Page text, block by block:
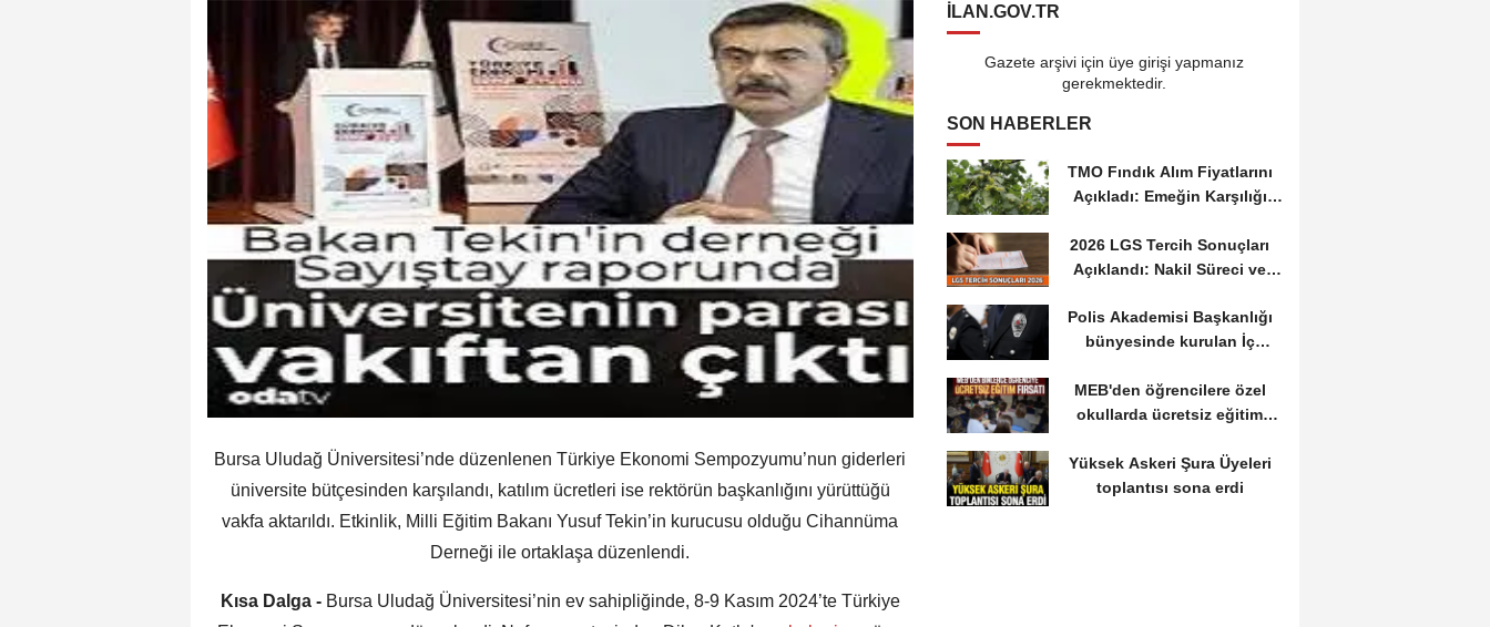
Bursa Uludağ Üniversitesi’nde düzenlenen Türkiye Ekonomi Sempozyumu’nun giderleri
üniversite bütçesinden karşılandı, katılım ücretleri ise rektörün başkanlığını yürüttüğü
vakfa aktarıldı. Etkinlik, Milli Eğitim Bakanı Yusuf Tekin’in kurucusu olduğu Cihannüma
Derneği ile ortaklaşa düzenlendi.
Kısa Dalga -Bursa Uludağ Üniversitesi’nin ev sahipliğinde, 8-9 Kasım 2024’te Türkiye
ILAN.GOV.TR
Gazete arşivi için üye girişi yapmanız
gerekmektedir.
SON HABERLER
TMO Fındık Alım Fiyatlarını
Açıkladı: Emeğin Karşılığı
2026 LGS Tercih Sonuçları
Açıklandı: Nakil Süreci ve
Polis Akademisi Başkanlığı
bünyesinde kurulan İç
MEB'den öğrencilere özel
okullarda ücretsiz eğitim
Yüksek Askeri Şura Üyeleri
toplantısı sona erdi